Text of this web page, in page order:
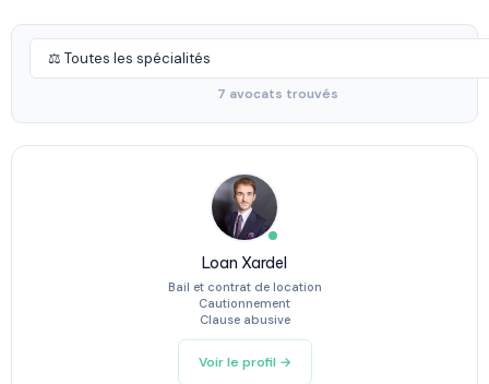
7 avocats trouvés
Loan Xardel
Bail et contrat de location
Cautionnement
Clause abusive
Voir le profil →